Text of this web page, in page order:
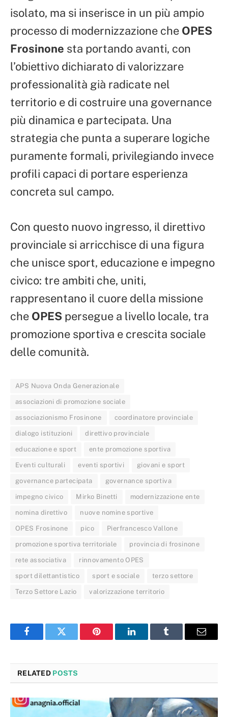
isolato, ma si inserisce in un più ampio
processo di modernizzazione che OPES
Frosinone sta portando avanti, con
l’obiettivo dichiarato di valorizzare
professionalità già radicate nel
territorio e di costruire una governance
più dinamica e partecipata. Una
strategia che punta a superare logiche
puramente formali, privilegiando invece
profili capaci di portare esperienza
concreta sul campo.
Con questo nuovo ingresso, il direttivo
provinciale si arricchisce di una figura
che unisce sport, educazione e impegno
civico: tre ambiti che, uniti,
rappresentano il cuore della missione
che OPES persegue a livello locale, tra
promozione sportiva e crescita sociale
delle comunità.
APS Nuova Onda Generazionale
associazioni di promozione sociale
associazionismo Frosinone coordinatore provinciale
dialogo istituzioni direttivo provinciale
educazione e sport ente promozione sportiva
Eventi culturali eventi sportivi giovani e sport
governance partecipata governance sportiva
impegno civico Mirko Binetti modernizzazione ente
nomina direttivo nuove nomine sportive
OPES Frosinone pico Pierfrancesco Vallone
promozione sportiva territoriale provincia di frosinone
rete associativa rinnovamento OPES
sport dilettantistico sport e sociale terzo settore
Terzo Settore Lazio valorizzazione territorio
FacebookTwitter Pinterest LinkedInTumblr Email
RELATED POSTS